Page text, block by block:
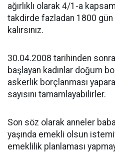
ağırlıklı olarak 4/1-a
takdirde fazladan 1800 gün
kalırsınız.
30.04.2008 tarihinden
başlayan kadınlar doğum
askerlik borçlanması
sayısını tamamlayabilirler.
Son söz olarak anneler
yaşında emekli olsun
emeklilik planlaması